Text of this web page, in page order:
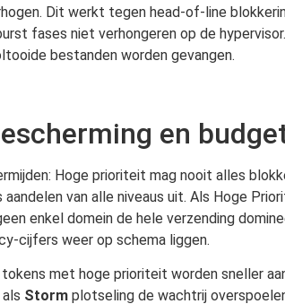
Dit werkt tegen head-of-line
fases niet verhongeren op de
bestanden worden gevangen.
en
Hoge prioriteit mag nooit alles
van alle niveaus uit. Als Hoge
enkel domein de hele verzending
cijfers weer op schema liggen.
met hoge prioriteit worden sneller
Storm plotseling de wachtrij